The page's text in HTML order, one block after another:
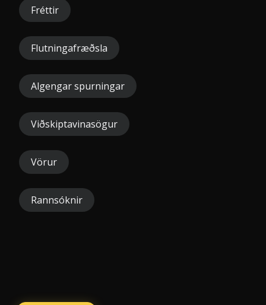
Fréttir
Flutningafræðsla
Algengar spurningar
Viðskiptavinasögur
Vörur
Rannsóknir